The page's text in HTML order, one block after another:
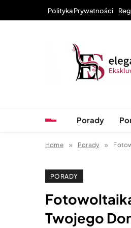
Polityka Prywatności
Porady
Home Porady
PORADY
Twojego